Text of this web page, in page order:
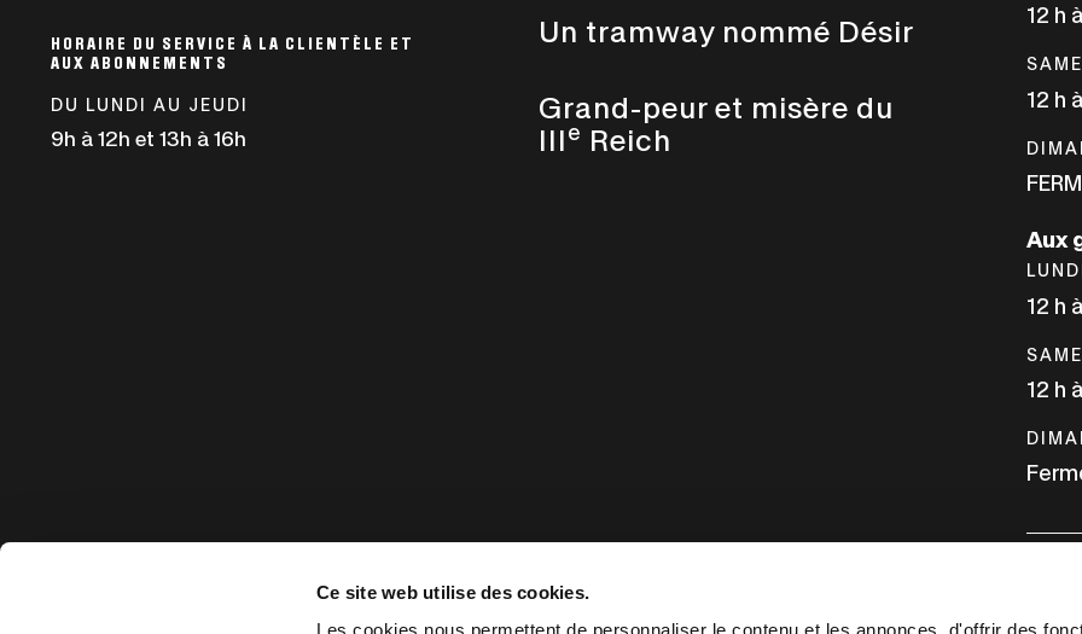
Ce site web utilise des cookies.
dans
une
nouvelle
fenêtre
HORAIRE DU SERVICE À LA CLIENTÈLE ET
AUX ABONNEMENTS
DU LUNDI AU JEUDI
9h à 12h et 13h à 16h
Un tramway nommé Désir
Grand-peur et misère du
IIIe Reich
12 h
12 h
Aux
12 h
12 h